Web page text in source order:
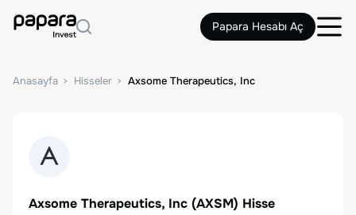
Papara Hesabı Aç
Anasayfa Hisseler Axsome Therapeutics, Inc
Axsome Therapeutics, Inc (AXSM) Hisse